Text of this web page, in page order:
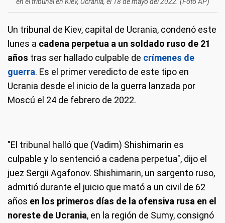
Un tribunal de Kiev, capital de Ucrania, condenó este
lunes a cadena perpetua a un soldado ruso de 21
años tras ser hallado culpable de crímenes de
guerra. Es el primer veredicto de este tipo en
Ucrania desde el inicio de la guerra lanzada por
Moscú el 24 de febrero de 2022.
"El tribunal halló que (Vadim) Shishimarin es
culpable y lo sentenció a cadena perpetua", dijo el
juez Sergii Agafonov. Shishimarin, un sargento ruso,
admitió durante el juicio que mató a un civil de 62
años en los primeros días de la ofensiva rusa en el
noreste de Ucrania, en la región de Sumy, consignó